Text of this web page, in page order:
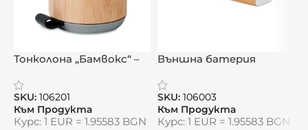
Лека и удобна за малки ръчички
Тонколона „Бамвокс“ –
компактен дизайн
SKU: 106201
Към Продукта
Курс: 1 EUR = 1.95583 BGN
Външна батерия
естествена енергия
със стил
SKU: 106003
Към Продукта
Курс: 1 EUR = 1.95583 BGN